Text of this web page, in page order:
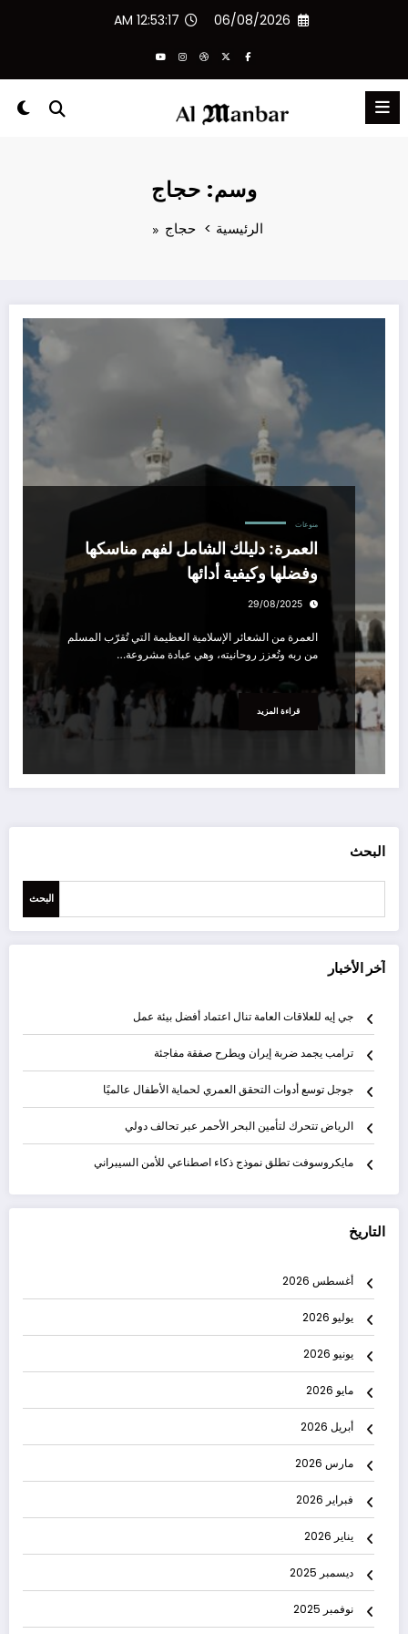
06/08/2026
12:53:17 AM
وسم: حجاج
الرئيسية حجاج
منوعات
العمرة: دليلك الشامل لفهم مناسكها
وفضلها وكيفية أدائها
29/08/2025
العمرة من الشعائر الإسلامية العظيمة التي تُقرّب المسلم
من ربه وتُعزز روحانيته، وهي عبادة مشروعة…
قراءة المزيد
البحث
البحث
آخر الأخبار
جي إيه للعلاقات العامة تنال اعتماد أفضل بيئة عمل
ترامب يجمد ضربة إيران ويطرح صفقة مفاجئة
جوجل توسع أدوات التحقق العمري لحماية الأطفال عالميًا
الرياض تتحرك لتأمين البحر الأحمر عبر تحالف دولي
مايكروسوفت تطلق نموذج ذكاء اصطناعي للأمن السيبراني
التاريخ
أغسطس 2026
يوليو 2026
يونيو 2026
مايو 2026
أبريل 2026
مارس 2026
فبراير 2026
يناير 2026
ديسمبر 2025
نوفمبر 2025